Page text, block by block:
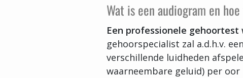
Wat is een audiogram en
Een professionele
gehoorspecialist zal a.d.h.v.
verschillende luidheden
waarneembare geluid) per